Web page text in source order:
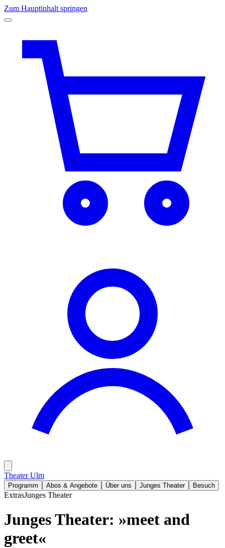
Zum Hauptinhalt springen
Theater Ulm
Programm Abos & Angebote Über uns Junges Theater Besuch
ExtrasJunges Theater
Junges Theater: »meet and
greet«